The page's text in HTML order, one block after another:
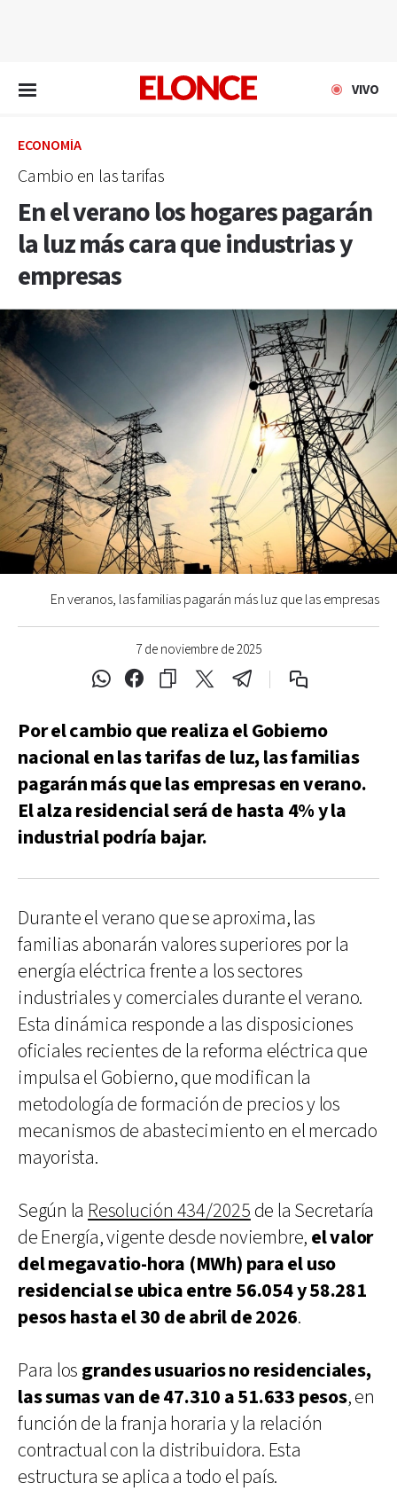
VIVO
ECONOMÍA
Cambio en las tarifas
En el verano los hogares pagarán
la luz más cara que industrias y
empresas
7 de noviembre de 2025
En veranos, las familias pagarán más luz que las empresas
Por el cambio que realiza el Gobierno
nacional en las tarifas de luz, las familias
pagarán más que las empresas en verano.
El alza residencial será de hasta 4% y la
industrial podría bajar.
Durante el verano que se aproxima, las
familias abonarán valores superiores por la
energía eléctrica frente a los sectores
industriales y comerciales durante el verano.
Esta dinámica responde a las disposiciones
oficiales recientes de la reforma eléctrica que
impulsa el Gobierno, que modifican la
metodología de formación de precios y los
mecanismos de abastecimiento en el mercado
mayorista.
Según la Resolución 434/2025 de la Secretaría
de Energía, vigente desde noviembre, el valor
del megavatio-hora (MWh) para el uso
residencial se ubica entre 56.054 y 58.281
pesos hasta el 30 de abril de 2026.
Para los grandes usuarios no residenciales,
las sumas van de 47.310 a 51.633 pesos, en
función de la franja horaria y la relación
contractual con la distribuidora. Esta
estructura se aplica a todo el país.